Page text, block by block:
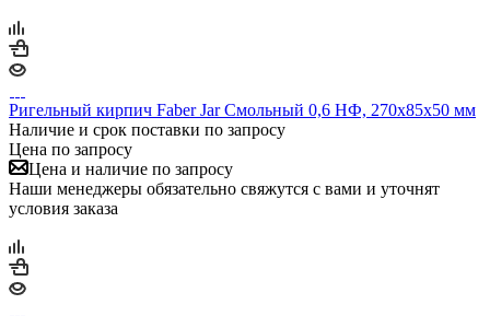
Ригельный кирпич Faber Jar Смольный 0,6 НФ, 270х85х50 мм
Наличие и срок поставки по запросу
Цена по запросу
Цена и наличие по запросу
Наши менеджеры обязательно свяжутся с вами и уточнят
условия заказа